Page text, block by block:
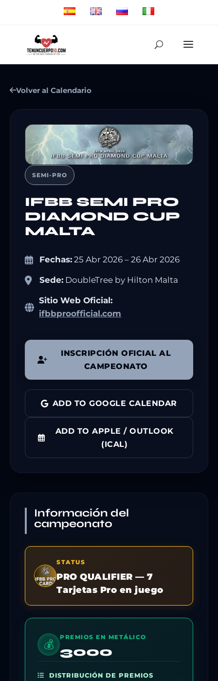
Volver al Calendario
SEMI-PRO
IFBB SEMI PRO
DIAMOND CUP
MALTA
Fechas: 25 Abr 2026 – 26 Abr 2026
Sede: DoubleTree by Hilton Malta
Sitio Web Oficial:
ifbbproofficial.com
INSCRIPCIÓN OFICIAL AL
CAMPEONATO
ADD TO GOOGLE CALENDAR
ADD TO APPLE / OUTLOOK
(ICAL)
Información del
campeonato
STATUS
PRO QUALIFIER — 7
Tarjetas Pro en juego
💰
PREMIOS EN METÁLICO
3000
DISTRIBUCIÓN DE PREMIOS